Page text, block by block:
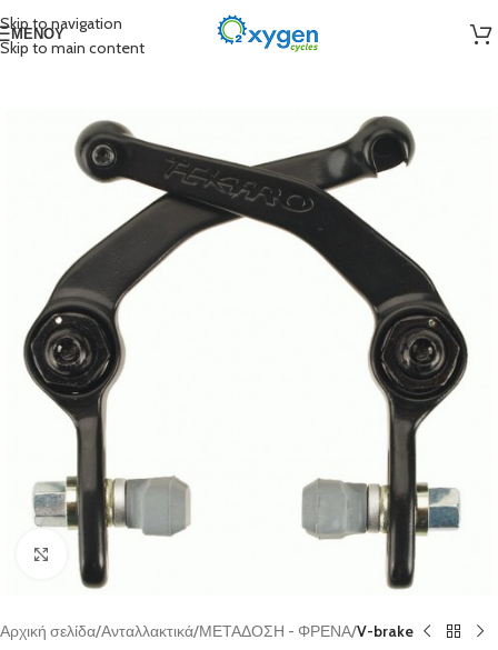
Skip to navigation
Skip to main content
ΜΕΝΟΎ
Click to enlarge
Αρχική σελίδα Ανταλλακτικά ΜΕΤΑΔΟΣΗ - ΦΡΕΝΑ V-brake